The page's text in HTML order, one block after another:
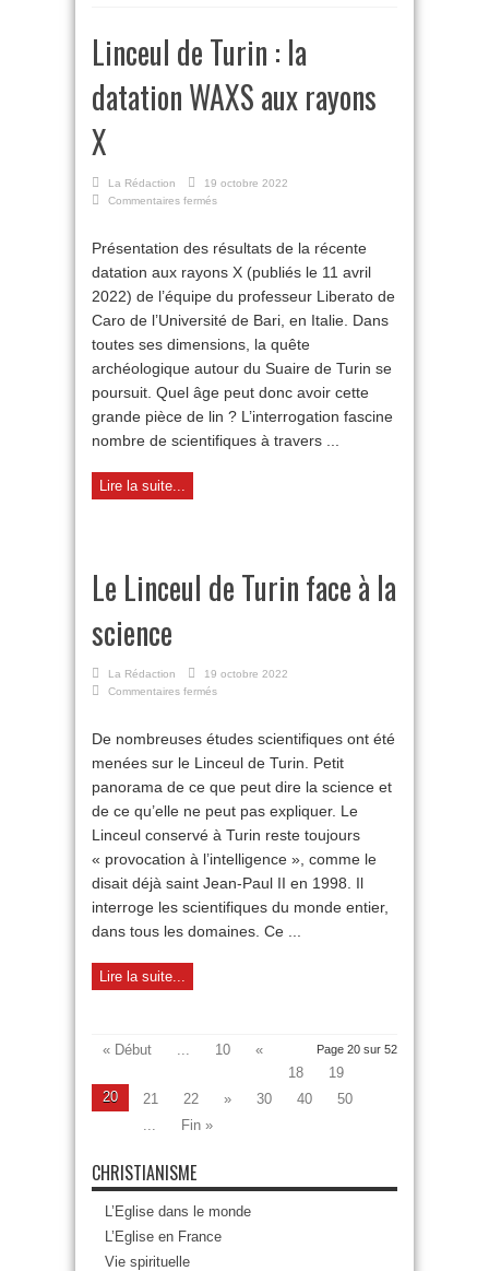
Linceul de Turin : la
datation WAXS aux rayons
X
La Rédaction
19 octobre 2022
Commentaires fermés
Turin
:
datation
WAXS
aux
X
Présentation des résultats de la récente
datation aux rayons X (publiés le 11 avril
2022) de l’équipe du professeur Liberato de
Caro de l’Université de Bari, en Italie. Dans
toutes ses dimensions, la quête
archéologique autour du Suaire de Turin se
poursuit. Quel âge peut donc avoir cette
grande pièce de lin ? L’interrogation fascine
nombre de scientifiques à travers ...
Lire la suite...
Le Linceul de Turin face à la
science
La Rédaction
19 octobre 2022
Commentaires fermés
de
Turin
à
la
science
De nombreuses études scientifiques ont été
menées sur le Linceul de Turin. Petit
panorama de ce que peut dire la science et
de ce qu’elle ne peut pas expliquer. Le
Linceul conservé à Turin reste toujours
« provocation à l’intelligence », comme le
disait déjà saint Jean-Paul II en 1998. Il
interroge les scientifiques du monde entier,
dans tous les domaines. Ce ...
Lire la suite...
Page 20 sur 52
« Début ... 10
«
18
19
20
21 22 » 30 40
50
...
Fin »
CHRISTIANISME
L’Eglise dans le monde
L’Eglise en France
Vie spirituelle